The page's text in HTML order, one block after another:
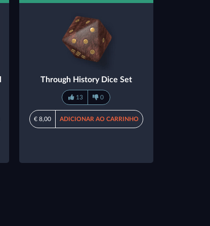
Through History Dice Set
13 0
€ 8,00 ADICIONAR AO CARRINHO